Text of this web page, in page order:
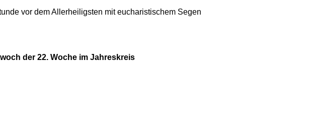
vor dem Allerheiligsten mit eucharistischem Segen
der 22. Woche im Jahreskreis